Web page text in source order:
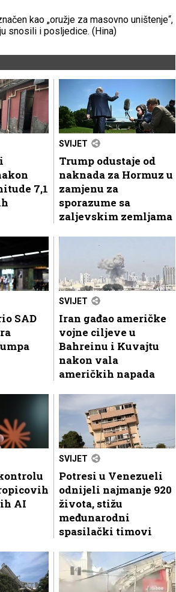
kao „oružje za masovno uništenje“,
snosili i posljedice. (Hina)
7,1
SVIJET
Trump odustaje od
naknada za Hormuz u
zamjenu za
sporazume sa
zaljevskim zemljama
SAD
SVIJET
Iran gađao američke
vojne ciljeve u
Bahreinu i Kuvajtu
nakon vala
američkih napada
AI
SVIJET
Potresi u Venezueli
odnijeli najmanje 920
života, stižu
međunarodni
spasilački timovi